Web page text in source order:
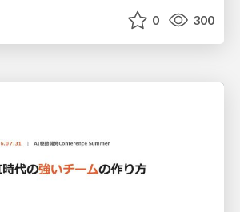
0 300